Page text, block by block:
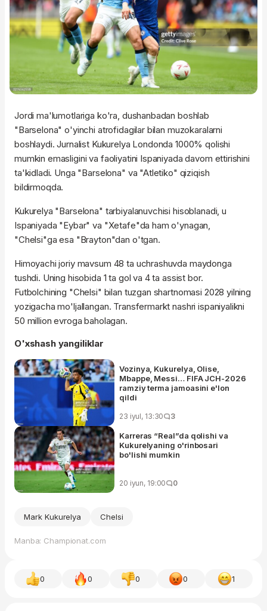
Jordi ma'lumotlariga ko'ra, dushanbadan boshlab
"Barselona" o'yinchi atrofidagilar bilan muzokaralarni
boshlaydi. Jurnalist Kukurelya Londonda 1000% qolishi
mumkin emasligini va faoliyatini Ispaniyada davom ettirishini
ta'kidladi. Unga "Barselona" va "Atletiko" qiziqish
bildirmoqda.
Kukurelya "Barselona" tarbiyalanuvchisi hisoblanadi, u
Ispaniyada "Eybar" va "Xetafe"da ham o'ynagan,
"Chelsi"ga esa "Brayton"dan o'tgan.
Himoyachi joriy mavsum 48 ta uchrashuvda maydonga
tushdi. Uning hisobida 1 ta gol va 4 ta assist bor.
Futbolchining "Chelsi" bilan tuzgan shartnomasi 2028 yilning
yozigacha mo'ljallangan. Transfermarkt nashri ispaniyalikni
50 million evroga baholagan.
O'xshash yangiliklar
Vozinya, Kukurelya, Olise,
Mbappe, Messi… FIFA JCH-2026
ramziy terma jamoasini e'lon
qildi
23 iyul, 13:30 3
Karreras “Real”da qolishi va
Kukurelyaning o'rinbosari
bo'lishi mumkin
20 iyun, 19:00 0
Mark Kukurelya Chelsi
Manba: Championat.com
0 0 0 0 1